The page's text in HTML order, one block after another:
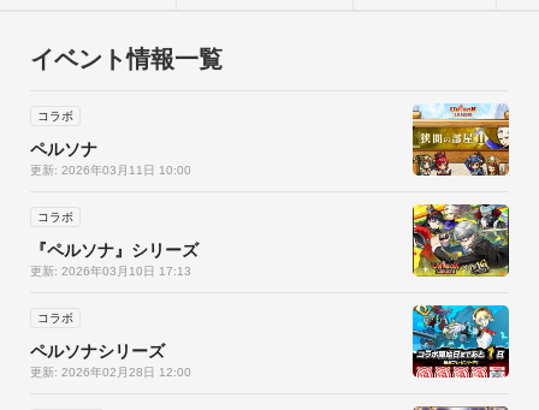
▼白熱のギルドリーグバトル！
仲間と協力して、相手のクリスタルを撃破し勝利しよう！▼決
めろ！必殺のユニゾンアタック！
同時召喚でユニゾンチャンス発動！
ド迫力の演出で爽快感がたまらない！▼友達と一緒にリアルタ
イムで冒険！
最大5人まで同時プレイが楽しめる！共闘プレイが熱い！
強力アビリティを駆使してボスを撃破しよう！▼みんなでわい
わいコミュニケーション！
イベント情報一覧
コラボ
ペルソナ
更新: 2026年03月11日 10:00
コラボ
『ペルソナ』シリーズ
更新: 2026年03月10日 17:13
コラボ
ペルソナシリーズ
更新: 2026年02月28日 12:00